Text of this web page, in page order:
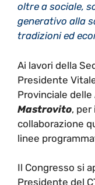
oltre a sociale,
generativo alla
tradizioni ed
Ai lavori della
Presidente
Provinciale delle
Mastrovito,
collaborazione
linee
Il Congresso si
Presidente del